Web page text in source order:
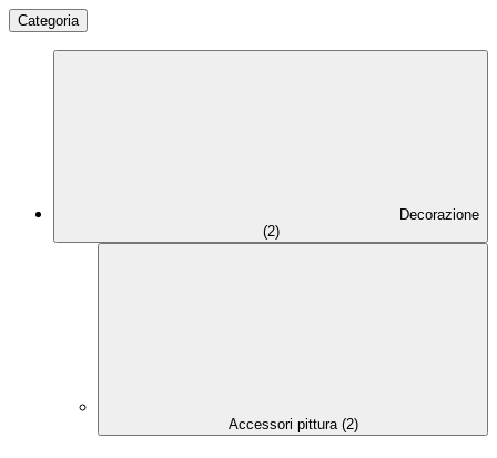
Categoria
Decorazione
(2)
Accessori pittura (2)